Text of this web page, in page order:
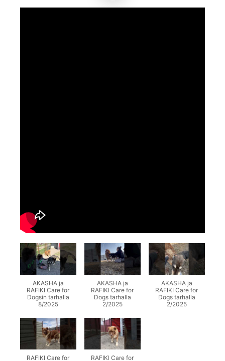
AKASHA ja
RAFIKI Care for
Dogsin tarhalla
8/2025
AKASHA ja
RAFIKI Care for
Dogs tarhalla
2/2025
AKASHA ja
RAFIKI Care for
Dogs tarhalla
2/2025
RAFIKI Care for RAFIKI Care for